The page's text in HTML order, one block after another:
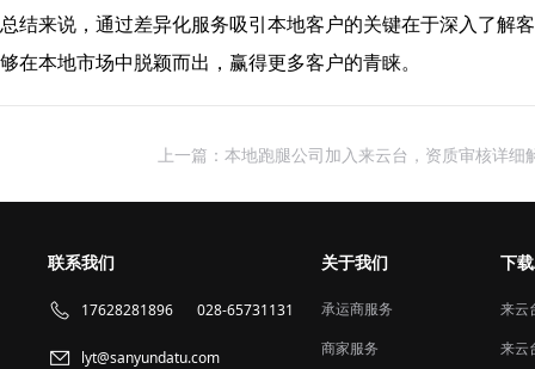
总结来说，通过差异化服务吸引本地客户的关键在于深入了解
够在本地市场中脱颖而出，赢得更多客户的青睐。
上一篇：本地跑腿公司加入来云台，资质审核详细
联系我们
17628281896 028-65731131
lyt@sanyundatu.com
关于我们
承运商服务
商家服务
下
来云
来云